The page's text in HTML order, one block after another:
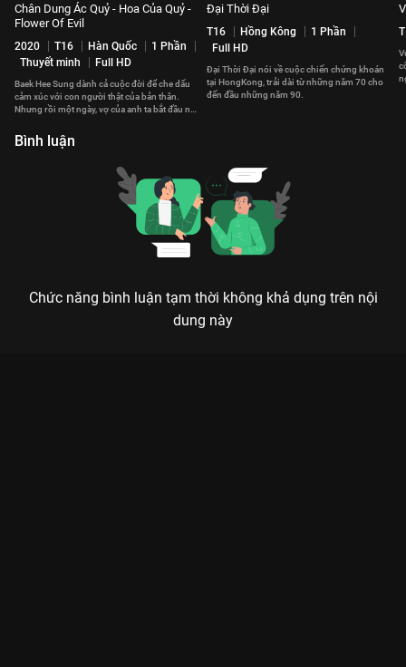
Chân Dung Ác Quỷ - Hoa Của Quỷ -
Flower Of Evil
2020 T16 Hàn Quốc
1 Phần
Thuyết minh
Full HD
Baek Hee Sung dành cả cuộc đời để che dấu
cảm xúc với con người thật của bản thân.
Nhưng rồi một ngày, vợ của anh ta bắt đầu nảy
Đại Thời Đại
T16 Hồng Kông
1 Phần
Full HD
Đại Thời Đại nói về cuộc chiến chứng khoán
tại HongKong, trải dài từ những năm 70 cho
đến đầu những năm 90.
Bình luận
Chức năng bình luận tạm thời không khả dụng trên nội
dung này